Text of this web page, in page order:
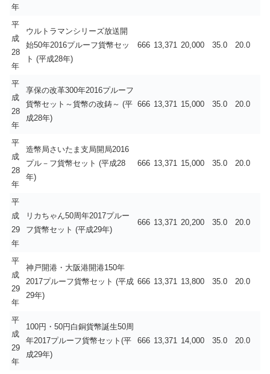
年
平
成
28
年
ウルトラマンシリーズ放送開
始50年2016プルーフ貨幣セッ
ト (平成28年)
666 13,371 20,000 35.0 20.0
平
成
28
年
享保の改革300年2016プルーフ
貨幣セット～貨幣の改鋳～ (平
成28年)
666 13,371 15,000 35.0 20.0
平
成
28
年
造幣局さいたま支局開局2016
プル－フ貨幣セット (平成28
年)
666 13,371 15,000 35.0 20.0
平
成
29
年
リカちゃん50周年2017プルー
フ貨幣セット (平成29年)
666 13,371 20,200 35.0 20.0
平
成
29
年
神戸開港・大阪港開港150年
2017プルーフ貨幣セット (平成
29年)
666 13,371 13,800 35.0 20.0
平
成
29
年
100円・50円白銅貨幣誕生50周
年2017プルーフ貨幣セット(平
成29年)
666 13,371 14,000 35.0 20.0